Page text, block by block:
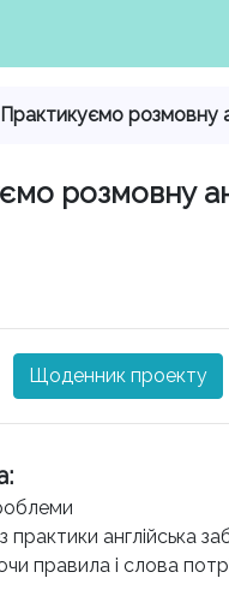
Практикуємо розмовну
розмовну
Щоденник проекту
:
практики англійська
правила і слова